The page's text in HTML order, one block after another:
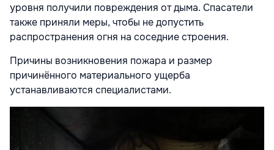
уровня получили повреждения от дыма. Спасатели
также приняли меры, чтобы не допустить
распространения огня на соседние строения.
Причины возникновения пожара и размер
причинённого материального ущерба
устанавливаются специалистами.